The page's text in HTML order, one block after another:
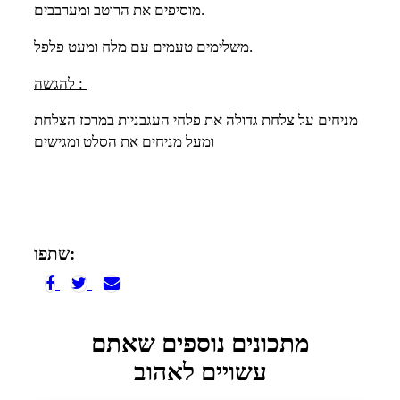
מוסיפים את הרוטב ומערבבים.
משלימים טעמים עם מלח ומעט פלפל.
להגשה :
מניחים על צלחת גדולה את פלחי העגבניות במרכז הצלחת
ומעל מניחים את הסלט ומגישים
שתפו:
מתכונים נוספים שאתם
עשויים לאהוב